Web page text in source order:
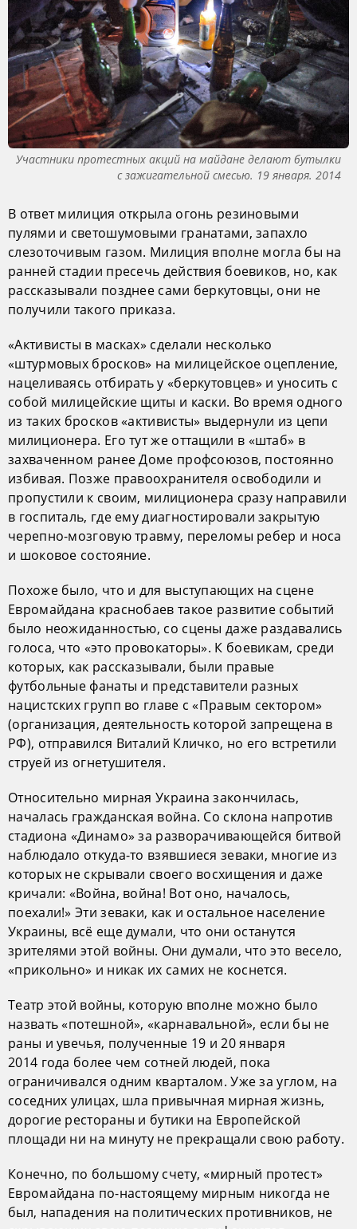
Участники протестных акций на майдане делают бутылки
с зажигательной смесью. 19 января. 2014
В ответ милиция открыла огонь резиновыми
пулями и светошумовыми гранатами, запахло
слезоточивым газом. Милиция вполне могла бы на
ранней стадии пресечь действия боевиков, но, как
рассказывали позднее сами беркутовцы, они не
получили такого приказа.
«Активисты в масках» сделали несколько
«штурмовых бросков» на милицейское оцепление,
нацеливаясь отбирать у «беркутовцев» и уносить с
собой милицейские щиты и каски. Во время одного
из таких бросков «активисты» выдернули из цепи
милиционера. Его тут же оттащили в «штаб» в
захваченном ранее Доме профсоюзов, постоянно
избивая. Позже правоохранителя освободили и
пропустили к своим, милиционера сразу направили
в госпиталь, где ему диагностировали закрытую
черепно-мозговую травму, переломы ребер и носа
и шоковое состояние.
Похоже было, что и для выступающих на сцене
Евромайдана краснобаев такое развитие событий
было неожиданностью, со сцены даже раздавались
голоса, что «это провокаторы». К боевикам, среди
которых, как рассказывали, были правые
футбольные фанаты и представители разных
нацистских групп во главе с «Правым сектором»
(организация, деятельность которой запрещена в
РФ), отправился Виталий Кличко, но его встретили
струей из огнетушителя.
Относительно мирная Украина закончилась,
началась гражданская война. Со склона напротив
стадиона «Динамо» за разворачивающейся битвой
наблюдало откуда-то взявшиеся зеваки, многие из
которых не скрывали своего восхищения и даже
кричали: «Война, война! Вот оно, началось,
поехали!» Эти зеваки, как и остальное население
Украины, всё еще думали, что они останутся
зрителями этой войны. Они думали, что это весело,
«прикольно» и никак их самих не коснется.
Театр этой войны, которую вполне можно было
назвать «потешной», «карнавальной», если бы не
раны и увечья, полученные 19 и 20 января
2014 года более чем сотней людей, пока
ограничивался одним кварталом. Уже за углом, на
соседних улицах, шла привычная мирная жизнь,
дорогие рестораны и бутики на Европейской
площади ни на минуту не прекращали свою работу.
Конечно, по большому счету, «мирный протест»
Евромайдана по-настоящему мирным никогда не
был, нападения на политических противников, не